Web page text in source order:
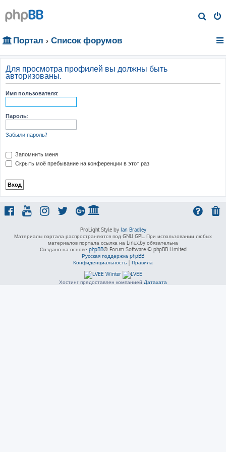
о
Портал Список форумов
Для просмотра профилей вы должны быть
авторизованы.
Имя пользователя:
Пароль:
Забыли пароль?
Запомнить меня
Скрыть моё пребывание на конференции в этот раз
ProLight Style by Ian Bradley
Материалы портала распространяются под GNU GPL. При использовании любых
материалов портала ссылка на Linux.by обязательна
Создано на основе phpBB® Forum Software © phpBB Limited
Русская поддержка phpBB
Конфиденциальность | Правила
Хостинг предоставлен компанией Датахата